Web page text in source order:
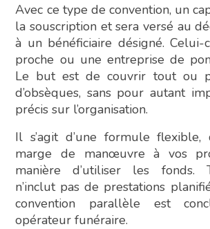
Avec ce type de convention, un
la souscription et sera versé au
à un bénéficiaire désigné.
proche ou une entreprise de
Le but est de couvrir tout ou
d’obsèques, sans pour autant
précis sur l’organisation.
Il s’agit d’une formule
marge de manœuvre à vos
manière d’utiliser les fonds.
n’inclut pas de prestations
convention parallèle est
opérateur funéraire.